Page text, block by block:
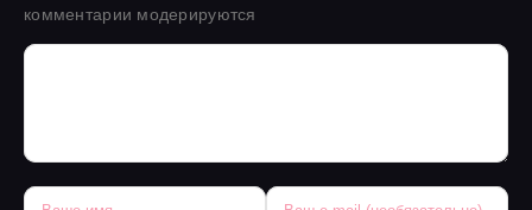
комментарии модерируются